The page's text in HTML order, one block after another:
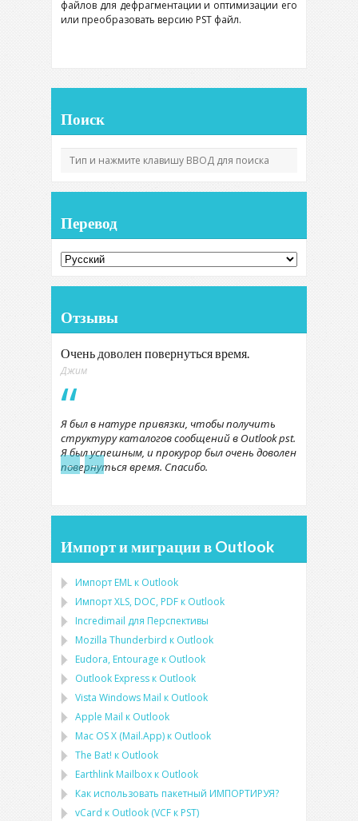
файлов для дефрагментации и оптимизации его
или преобразовать версию PST файл.
Поиск
Перевод
Отзывы
Очень доволен повернуться время.
Джим
Я был в натуре привязки, чтобы получить
структуру каталогов сообщений в Outlook pst.
Я был успешным, и прокурор был очень доволен
повернуться время. Спасибо.
← →
Импорт и миграции в Outlook
Импорт EML к Outlook
ИмпортXLS, DOC, PDF к Outlook
Incredimail для Перспективы
Mozilla Thunderbird к Outlook
Eudora, Entourage к Outlook
Outlook Express к Outlook
Vista Windows Mail к Outlook
Apple Mail к Outlook
Mac OS X (Mail.App) к Outlook
The Bat! к Outlook
Earthlink Mailbox к Outlook
Как использовать пакетный ИМПОРТИРУЯ?
vCard к Outlook (VCF к PST)